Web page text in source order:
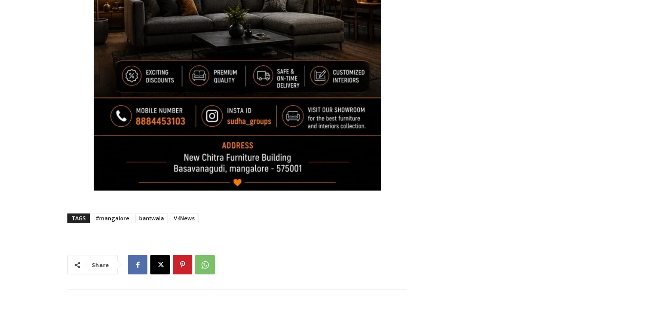
TAGS #mangalore bantwala V4News
Share